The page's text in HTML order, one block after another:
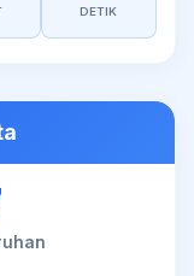
DETIK